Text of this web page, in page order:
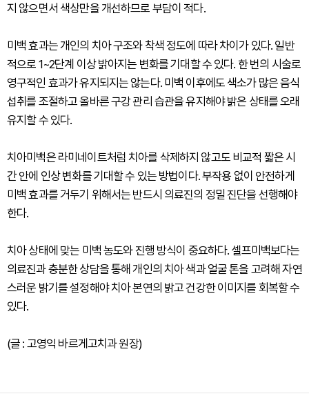
지 않으면서 색상만을 개선하므로 부담이 적다.
미백 효과는 개인의 치아 구조와 착색 정도에 따라 차이가 있다. 일반
적으로 1~2단계 이상 밝아지는 변화를 기대할 수 있다. 한 번의 시술로
영구적인 효과가 유지되지는 않는다. 미백 이후에도 색소가 많은 음식
섭취를 조절하고 올바른 구강 관리 습관을 유지해야 밝은 상태를 오래
유지할 수 있다.
치아미백은 라미네이트처럼 치아를 삭제하지 않고도 비교적 짧은 시
간 안에 인상 변화를 기대할 수 있는 방법이다. 부작용 없이 안전하게
미백 효과를 거두기 위해서는 반드시 의료진의 정밀 진단을 선행해야
한다.
치아 상태에 맞는 미백 농도와 진행 방식이 중요하다. 셀프미백보다는
의료진과 충분한 상담을 통해 개인의 치아 색과 얼굴 톤을 고려해 자연
스러운 밝기를 설정해야 치아 본연의 밝고 건강한 이미지를 회복할 수
있다.
(글 : 고영익 바르게고치과 원장)